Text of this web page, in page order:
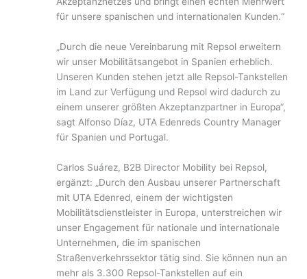
für unsere spanischen und internationalen Kunden.“
„Durch die neue Vereinbarung mit Repsol erweitern
wir unser Mobilitätsangebot in Spanien erheblich.
Unseren Kunden stehen jetzt alle Repsol-Tankstellen
im Land zur Verfügung und Repsol wird dadurch zu
einem unserer größten Akzeptanzpartner in Europa“,
sagt Alfonso Díaz, UTA Edenreds Country Manager
für Spanien und Portugal.
Carlos Suárez, B2B Director Mobility bei Repsol,
ergänzt: „Durch den Ausbau unserer Partnerschaft
mit UTA Edenred, einem der wichtigsten
Mobilitätsdienstleister in Europa, unterstreichen wir
unser Engagement für nationale und internationale
Unternehmen, die im spanischen
Straßenverkehrssektor tätig sind. Sie können nun an
mehr als 3.300 Repsol-Tankstellen auf ein